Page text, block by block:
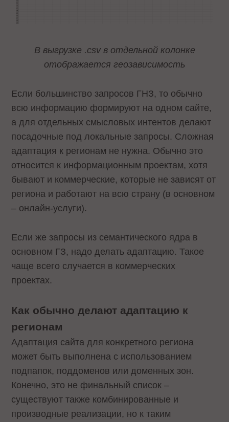
В выгрузке .csv в отдельной колонке
отображается геозависимость
Если большинство запросов ГНЗ, то обычно
всю информацию формируют на одном сайте,
а для отдельных смысловых интентов делают
посадочные под локальные запросы. Сложная
адаптация к регионам не нужна. Обычно это
относится к информационным проектам, хотя
бывают и коммерческие, которые не зависят от
региона и работают на всю страну (в основном
– онлайн-услуги).
Если же запросы из семантического ядра в
основном ГЗ, надо делать адаптацию. Такое
чаще всего случается в коммерческих
проектах.
Как обычно делают адаптацию к
регионам
Адаптация сайта для конкретного региона
может быть выполнена с использованием
подпапок, поддоменов или доменных зон.
Конечно, это не финальный список –
существуют также комбинированные и
производные реализации, но к таким